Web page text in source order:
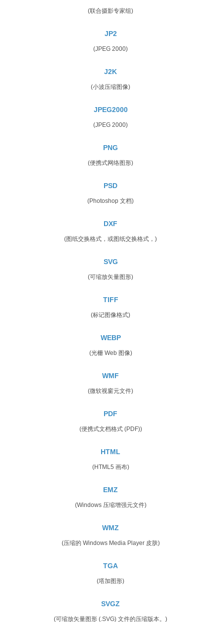
(联合摄影专家组)
JP2
(JPEG 2000)
J2K
(小波压缩图像)
JPEG2000
(JPEG 2000)
PNG
(便携式网络图形)
PSD
(Photoshop 文档)
DXF
(图纸交换格式，或图纸交换格式，)
SVG
(可缩放矢量图形)
TIFF
(标记图像格式)
WEBP
(光栅 Web 图像)
WMF
(微软视窗元文件)
PDF
(便携式文档格式 (PDF))
HTML
(HTML5 画布)
EMZ
(Windows 压缩增强元文件)
WMZ
(压缩的 Windows Media Player 皮肤)
TGA
(塔加图形)
SVGZ
(可缩放矢量图形 (.SVG) 文件的压缩版本。)